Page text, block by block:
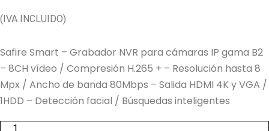
(IVA INCLUIDO)
Safire Smart – Grabador NVR para cámaras IP gama B2
– 8CH vídeo / Compresión H.265 + – Resolución hasta 8
Mpx / Ancho de banda 80Mbps – Salida HDMI 4K y VGA /
1HDD – Detección facial / Búsquedas inteligentes
Safire